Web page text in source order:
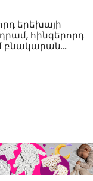
երեխայի
հինգերորդ
բնակարան.